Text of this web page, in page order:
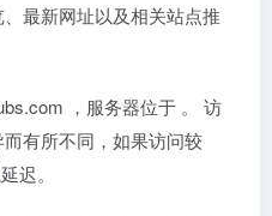
最新网址以及相关站点推
，服务器位于 。 访
有所不同，如果访问较
迟。